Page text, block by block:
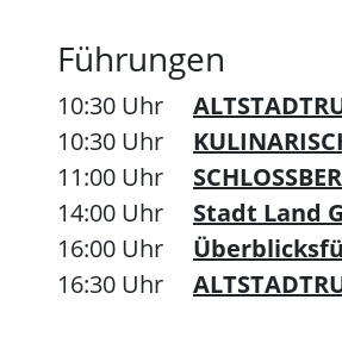
Führungen
10:30 Uhr
10:30 Uhr
11:00 Uhr
14:00 Uhr
Stadt Land
16:00 Uhr
16:30 Uhr